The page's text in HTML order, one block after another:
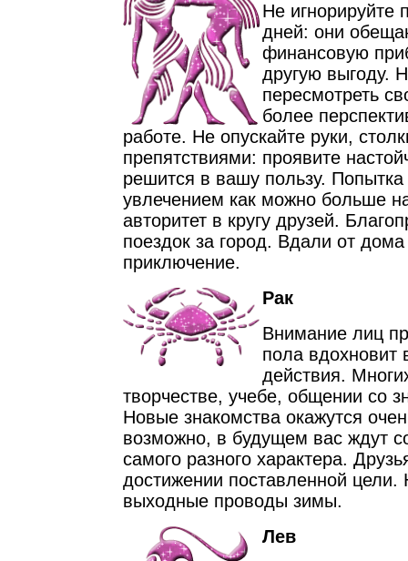
Не игнорируйте
дней: они
финансовую
другую выгоду.
пересмотреть
более
работе. Не опускайте руки,
препятствиями: проявите
решится в вашу пользу. Попытка
увлечением как можно больше
авторитет в кругу друзей.
поездок за город. Вдали от
приключение.
Рак
Внимание лиц
пола вдохновит
действия.
творчестве, учебе, общении со
Новые знакомства окажутся
возможно, в будущем вас ждут
самого разного характера.
достижении поставленной цели.
выходные проводы зимы.
Лев